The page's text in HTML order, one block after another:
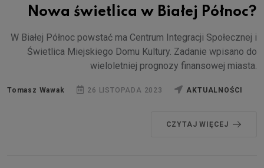
Nowa świetlica w Białej Północ?
W Białej Północ powstać ma Centrum Integracji Społecznej i
Świetlica Miejskiego Domu Kultury. Zadanie wpisano do
wieloletniej prognozy finansowej miasta.
Tomasz Wawak 26 LISTOPADA 2023 AKTUALNOŚCI
CZYTAJ WIĘCEJ